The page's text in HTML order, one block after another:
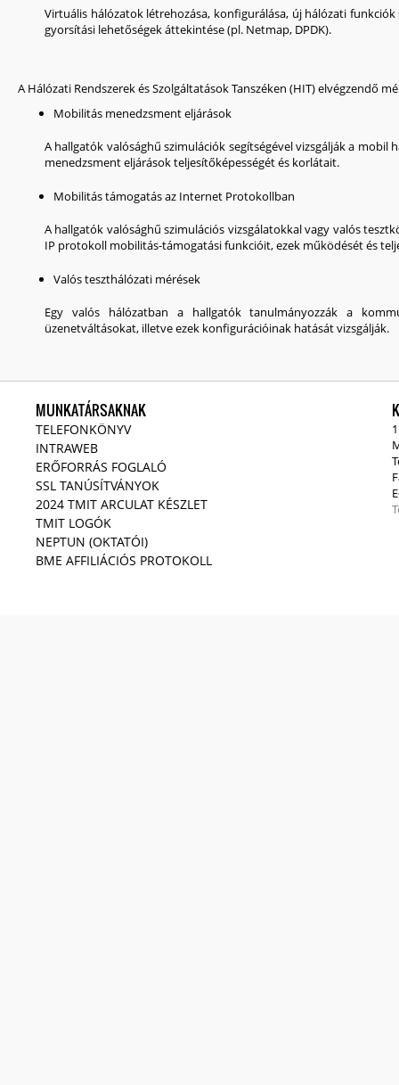
Virtuális hálózatok létrehozása, konfigurálása, új hálózati
gyorsítási lehetőségek áttekintése (pl. Netmap, DPDK).
A Hálózati Rendszerek és Szolgáltatások Tanszéken (HIT) elvégzendő
Mobilitás menedzsment eljárások
A hallgatók valósághű szimulációk segítségével vizsgálják a
menedzsment eljárások teljesítőképességét és korlátait.
Mobilitás támogatás az Internet Protokollban
A hallgatók valósághű szimulációs vizsgálatokkal vagy valós
IP protokoll mobilitás-támogatási funkcióit, ezek működését és
Valós teszthálózati mérések
Egy valós hálózatban a hallgatók tanulmányozzák a
üzenetváltásokat, illetve ezek konfigurációinak hatását vizsgálják.
MUNKATÁRSAKNAK
TELEFONKÖNYV
INTRAWEB
ERŐFORRÁS FOGLALÓ
SSL TANÚSÍTVÁNYOK
2024 TMIT ARCULAT KÉSZLET
TMIT LOGÓK
NEPTUN (OKTATÓI)
BME AFFILIÁCIÓS PROTOKOLL